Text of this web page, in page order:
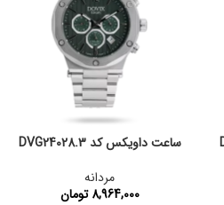
ساعت داویکس کد DVG24028.3
مردانه
8,964,000 تومان